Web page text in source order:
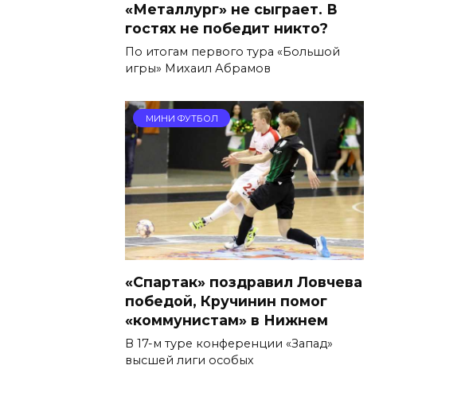
«Металлург» не сыграет. В
гостях не победит никто?
По итогам первого тура «Большой
игры» Михаил Абрамов
МИНИ ФУТБОЛ
«Спартак» поздравил Ловчева
победой, Кручинин помог
«коммунистам» в Нижнем
В 17-м туре конференции «Запад»
высшей лиги особых